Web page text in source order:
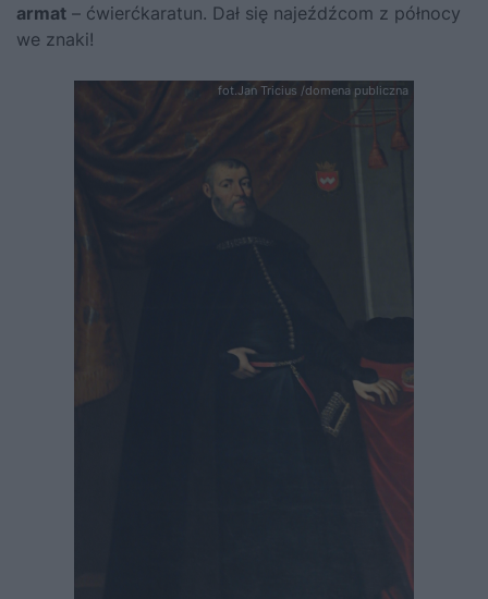
armat – ćwierćkaratun. Dał się najeźdźcom z północy
we znaki!
fot.Jan Tricius /domena publiczna